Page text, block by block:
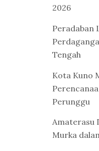
2026
Peradaban
Tengah
Kota Kuno
Perunggu
Amaterasu
Murka